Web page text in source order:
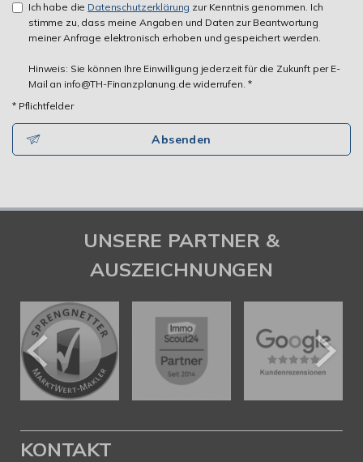
Ich habe die Datenschutzerklärung zur Kenntnis genommen. Ich
stimme zu, dass meine Angaben und Daten zur Beantwortung
meiner Anfrage elektronisch erhoben und gespeichert werden.
Hinweis: Sie können Ihre Einwilligung jederzeit für die Zukunft per E-
Mail an info@TH-Finanzplanung.de widerrufen. *
* Pflichtfelder
Absenden
UNSERE PARTNER &
AUSZEICHNUNGEN
KONTAKT